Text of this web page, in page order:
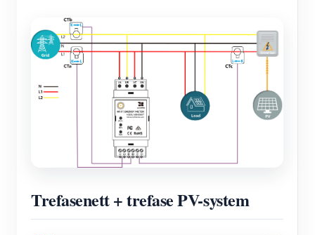
Trefasenett + trefase PV-system